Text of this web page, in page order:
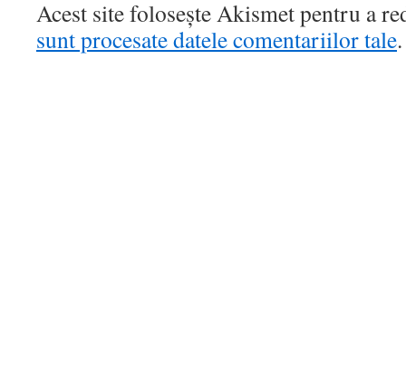
Acest site folosește Akismet pentru a
sunt procesate datele comentariilor tale.